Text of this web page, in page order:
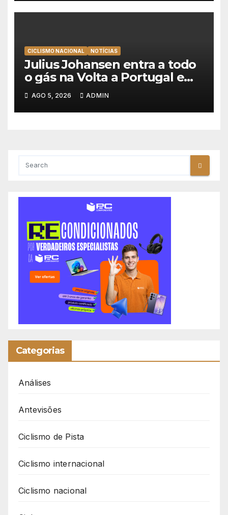
CICLISMO NACIONAL NOTÍCIAS
Julius Johansen entra a todo
o gás na Volta a Portugal e
lidera dobradinha da UAE
Team Emirates em Lisboa
AGO 5, 2026 ADMIN
Categorias
Análises
Antevisões
Ciclismo de Pista
Ciclismo internacional
Ciclismo nacional